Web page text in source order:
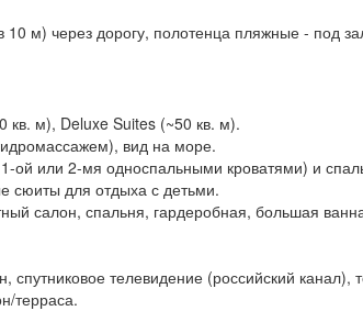
м) через дорогу, полотенца пляжные - под
кв. м), Deluxe Suites (~50 кв. м).
вид на море.
или 2-мя односпальными кроватями) и
сюиты для отдыха с детьми.
салон, спальня, гардеробная, большая
телевидение (российский канал),
терраса.